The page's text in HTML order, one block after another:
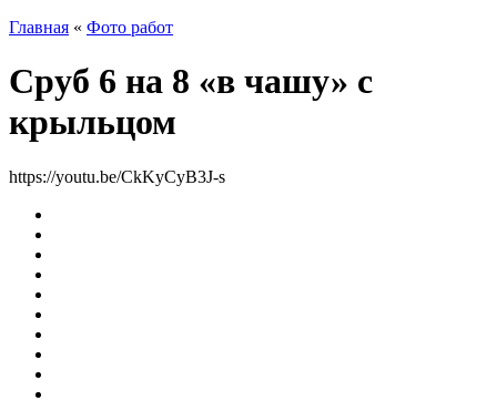
Главная « Фото работ
Сруб 6 на 8 «в чашу» с
крыльцом
https://youtu.be/CkKyCyB3J-s